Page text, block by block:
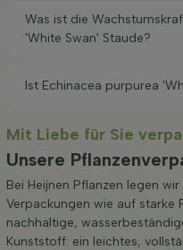
Was ist die
'White Swan' Staude?
Ist Echinacea purpurea
Mit Liebe für Sie
Unsere
Bei Heijnen Pflanzen legen
Verpackungen wie auf starke
nachhaltige,
Kunststoff: ein leichtes,